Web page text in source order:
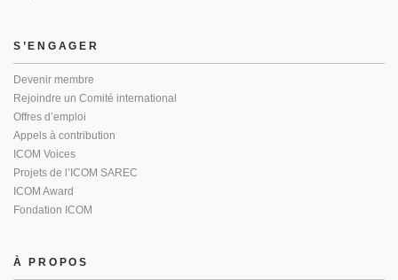
S’ENGAGER
Devenir membre
Rejoindre un Comité international
Offres d’emploi
Appels à contribution
ICOM Voices
Projets de l’ICOM SAREC
ICOM Award
Fondation ICOM
À PROPOS